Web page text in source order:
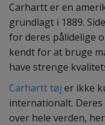
Carhartt er en
grundlagt i 1889.
for deres pålidelige
kendt for at bruge
have strenge
Carhartt tøj er ikke
internationalt.
over hele verden,